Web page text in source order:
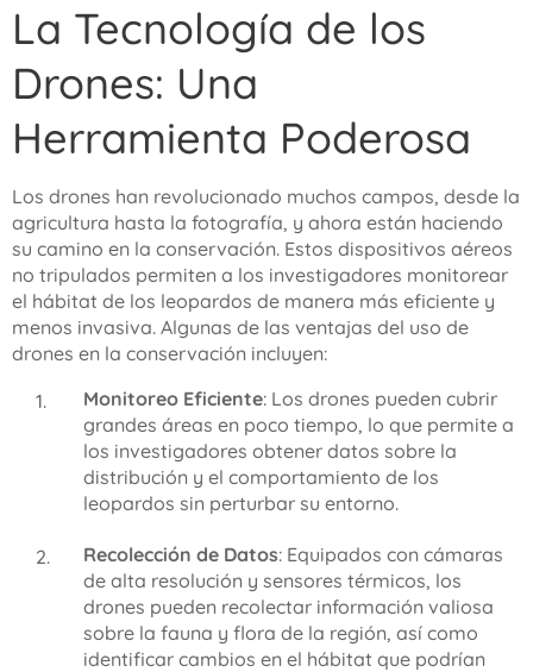
La Tecnología de los
Drones: Una
Herramienta Poderosa
Los drones han revolucionado muchos campos, desde la
agricultura hasta la fotografía, y ahora están haciendo
su camino en la conservación. Estos dispositivos aéreos
no tripulados permiten a los investigadores monitorear
el hábitat de los leopardos de manera más eficiente y
menos invasiva. Algunas de las ventajas del uso de
drones en la conservación incluyen:
Monitoreo Eficiente: Los drones pueden cubrir
grandes áreas en poco tiempo, lo que permite a
los investigadores obtener datos sobre la
distribución y el comportamiento de los
leopardos sin perturbar su entorno.
Recolección de Datos: Equipados con cámaras
de alta resolución y sensores térmicos, los
drones pueden recolectar información valiosa
sobre la fauna y flora de la región, así como
identificar cambios en el hábitat que podrían